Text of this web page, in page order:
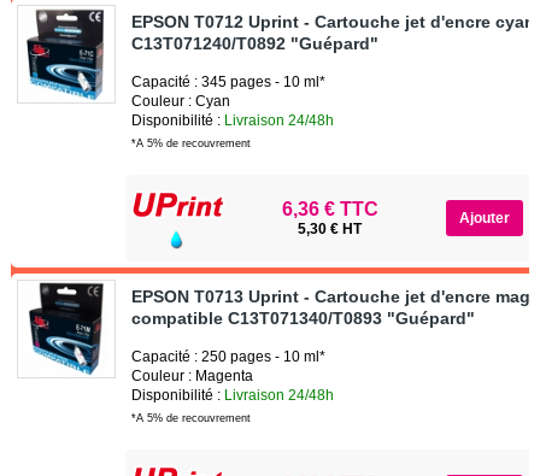
EPSON T0712 Uprint - Cartouche jet d'encre
C13T071240/T0892 "Guépard"
Capacité : 345 pages - 10 ml*
Couleur : Cyan
Disponibilité : Livraison 24/48h
*A 5% de recouvrement
6,36 € TTC
5,30 € HT
EPSON T0713 Uprint - Cartouche jet d'encre
compatible C13T071340/T0893 "Guépard"
Capacité : 250 pages - 10 ml*
Couleur : Magenta
Disponibilité : Livraison 24/48h
*A 5% de recouvrement